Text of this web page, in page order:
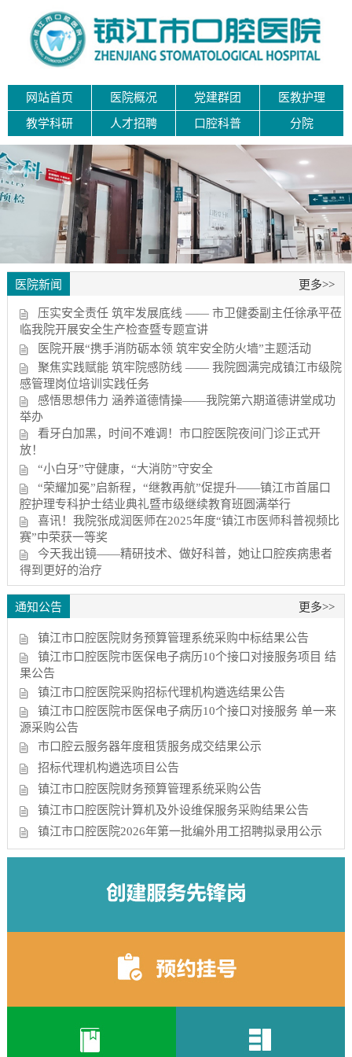
网站首页 医院概况 党建群团 医教护理
教学科研 人才招聘 口腔科普 分院
医院新闻 更多>>
压实安全责任 筑牢发展底线 —— 市卫健委副主任徐承平莅
临我院开展安全生产检查暨专题宣讲
医院开展“携手消防砺本领 筑牢安全防火墙”主题活动
聚焦实践赋能 筑牢院感防线 —— 我院圆满完成镇江市级院
感管理岗位培训实践任务
感悟思想伟力 涵养道德情操——我院第六期道德讲堂成功
举办
看牙白加黑，时间不难调！市口腔医院夜间门诊正式开
放！
“小白牙”守健康，“大消防”守安全
“荣耀加冕”启新程，“继教再航”促提升——镇江市首届口
腔护理专科护士结业典礼暨市级继续教育班圆满举行
喜讯！我院张成润医师在2025年度“镇江市医师科普视频比
赛”中荣获一等奖
今天我出镜——精研技术、做好科普，她让口腔疾病患者
得到更好的治疗
通知公告 更多>>
镇江市口腔医院财务预算管理系统采购中标结果公告
镇江市口腔医院市医保电子病历10个接口对接服务项目 结
果公告
镇江市口腔医院采购招标代理机构遴选结果公告
镇江市口腔医院市医保电子病历10个接口对接服务 单一来
源采购公告
市口腔云服务器年度租赁服务成交结果公示
招标代理机构遴选项目公告
镇江市口腔医院财务预算管理系统采购公告
镇江市口腔医院计算机及外设维保服务采购结果公告
镇江市口腔医院2026年第一批编外用工招聘拟录用公示